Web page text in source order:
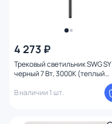
4 273 ₽
Трековый светильник SWG SY
черный 7 Вт, 3000K (теплый
свет) SY-601243-BL-7-36-WW
В наличии 1 шт.